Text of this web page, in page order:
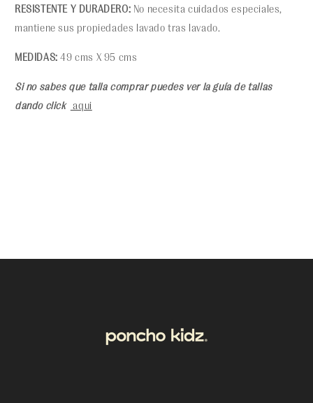
RESISTENTE Y DURADERO: No necesita cuidados especiales,
mantiene sus propiedades lavado tras lavado.
MEDIDAS: 49 cms X 95 cms
Si no sabes que talla comprar puedes ver la guía de tallas
dando click aqui